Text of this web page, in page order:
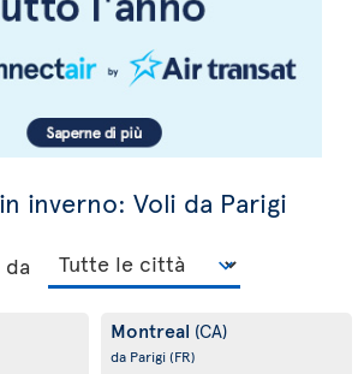
inverno: Voli da Parigi
da
Montreal (CA)
da Parigi(FR)